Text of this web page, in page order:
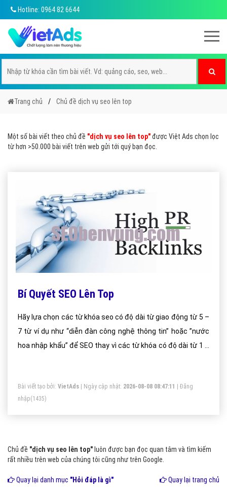
Hotline: 0964 82 6644
Trang chủ Chủ đề dịch vụ seo lên top
Một số bài viết theo chủ đề "dịch vụ seo lên top"được Việt Ads chọn lọc
từ hơn >50.000 bài viết trên web gửi tới quý bạn đọc.
Bí Quyết SEO Lên Top
Hãy lựa chọn các từ khóa seo có độ dài từ giao động từ 5 –
7 từ ví dụ như “diễn đàn công nghệ thông tin” hoặc ”nước
hoa nhập khẩu” để SEO thay vì các từ khóa có độ dài từ 1 –
Bài viết tạo bởi: VietAds | Ngày cập nhật: 2026-08-08 08:47:11
Đăng
nhập(1435)
Chủ đề "dịch vụ seo lên top" luôn được bạn đọc quan tâm và tìm kiếm
rất nhiều trên web của chúng tôi cũng như trên Google.
Quay lại danh mục "Hỏi đáp là gì" Quay lại trang chủ